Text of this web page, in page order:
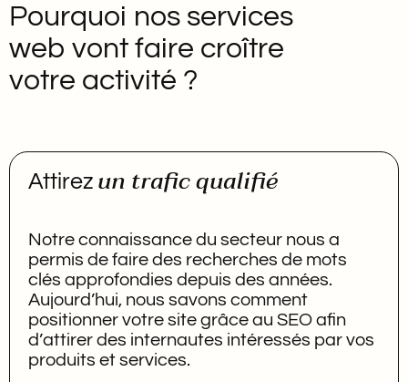
Pourquoi nos services
web vont faire croître
votre activité ?
Attirez un trafic qualifié
Notre connaissance du secteur nous a
permis de faire des recherches de mots
clés approfondies depuis des années.
Aujourd’hui, nous savons comment
positionner votre site grâce au SEO afin
d’attirer des internautes intéressés par vos
produits et services.